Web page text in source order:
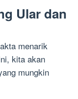
Ular dan
menarik
kita akan
mungkin